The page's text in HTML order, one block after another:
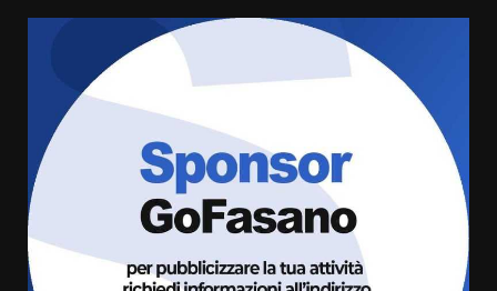
La magia del Minareto e la prima
assoluta de “L’Albergo
Belvedere. Il rapimento”
6 Agosto 2026 06:15